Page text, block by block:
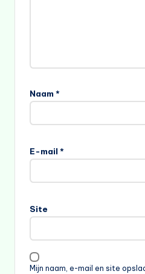
Naam *
E-mail *
Site
Mijn naam, e-mail en site